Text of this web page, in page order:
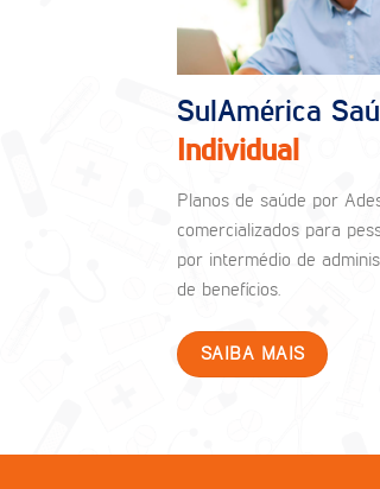
SulAmérica
Individual
Planos de saúde por
comercializados para
por intermédio de
de benefícios.
SAIBA MAIS